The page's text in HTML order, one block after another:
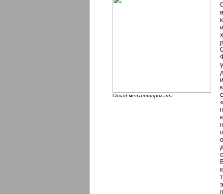
Склад металлопроката